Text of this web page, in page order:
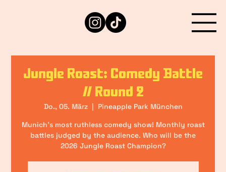
Jungle Roast: Comedy Battle
// Round 2
Do., 05. März
  |
Pineapple Park München
Munich’s most ruthless comedy show! Monthly roast
battles judged by the audience. Who will be the
2026 Jungle Roast Champion?